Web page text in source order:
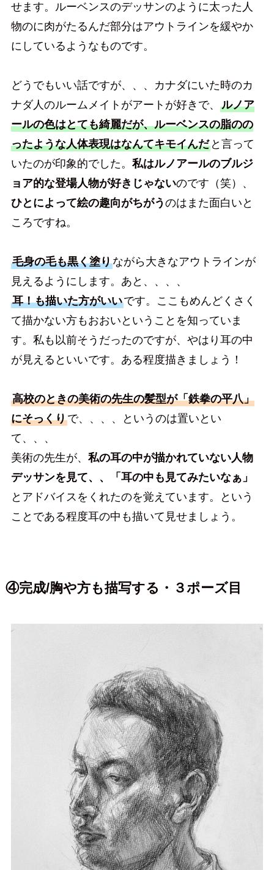
せます。ルーベンスのデッサンのように太った人
物のに肉がたるんだ部分はアウトラインを緩やか
にしているようなものです。
どうでもいい話ですが、、、カナダにいた時のカ
ナダ人のルームメイトがアートが好きで、 ルノア
ールの色はとても綺麗だが、ルーベンスの脂のの
ったような人体表現はなんてキモイんだと言って
いたのが印象的でした。 私はルノアールのブルジ
ョア的な登場人物が好きじゃないのです（笑）、
ひとによって絵の趣向がちがう のはまた面白いと
ころですね。
毛身の毛も黒く塗りながら大きなアウトラインが
見えるようにします。あと、、、、
耳！も描いた方がいいです。ここもめんどくさく
て描かない方もおおいということを知っていま
す。私も以前そうだったのですが、やはり耳の中
が見えるといいです。ある程度描きましょう！
高校のときの美術の先生の髪型が「鉄拳の平八」
にそっくりで、、、、というのは置いとい
て、、、
美術の先生が、 私の耳の中が描かれていない人物
デッサンを見て、、「耳の中も見てみたいなぁ」
とアドバイスをくれたのを覚えています。という
ことである程度耳の中も描いて見せましょう。
④完成/胸や方も描写する・３ポーズ目